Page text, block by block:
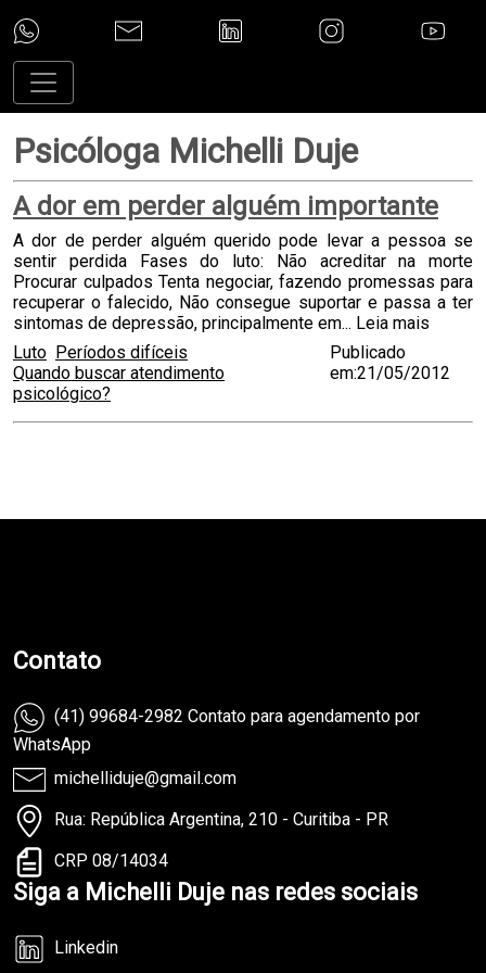
Psicóloga Michelli Duje
A dor em perder alguém importante
A dor de perder alguém querido pode levar a pessoa se
sentir perdida Fases do luto: Não acreditar na morte
Procurar culpados Tenta negociar, fazendo promessas para
recuperar o falecido, Não consegue suportar e passa a ter
sintomas de depressão, principalmente em... Leia mais
Luto Períodos difíceis
Quando buscar atendimento
psicológico?
Publicado
em:21/05/2012
Contato
(41) 99684-2982 Contato para agendamento por
WhatsApp
michelliduje@gmail.com
Rua: República Argentina, 210 - Curitiba - PR
CRP 08/14034
Siga a Michelli Duje nas redes sociais
Linkedin